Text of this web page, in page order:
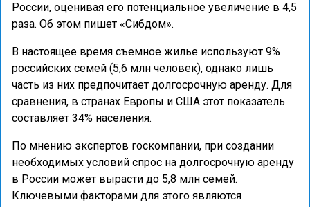
России, оценивая его потенциальное увеличение в 4,5
раза. Об этом пишет «Сибдом».
В настоящее время съемное жилье используют 9%
российских семей (5,6 млн человек), однако лишь
часть из них предпочитает долгосрочную аренду. Для
сравнения, в странах Европы и США этот показатель
составляет 34% населения.
По мнению экспертов госкомпании, при создании
необходимых условий спрос на долгосрочную аренду
в России может вырасти до 5,8 млн семей.
Ключевыми факторами для этого являются